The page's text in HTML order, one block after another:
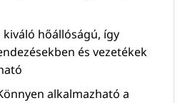
kiváló hőállóságú, így
és vezetékek
alkalmazható a